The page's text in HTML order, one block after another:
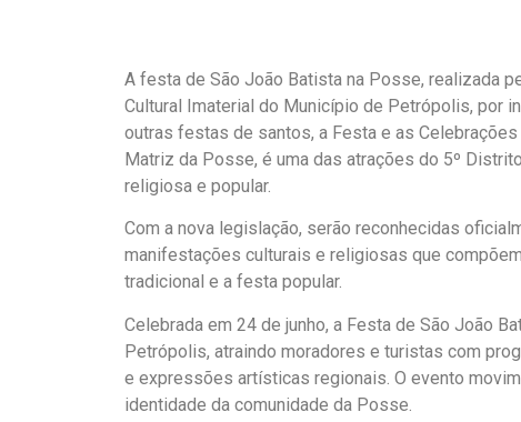
A festa de São João Batista na Posse, realizada
Cultural Imaterial do Município de Petrópolis, por
outras festas de santos, a Festa e as
Matriz da Posse, é uma das atrações do 5º
religiosa e popular.
Com a nova legislação, serão reconhecidas
manifestações culturais e religiosas que
tradicional e a festa popular.
Celebrada em 24 de junho, a Festa de São João
Petrópolis, atraindo moradores e turistas com
e expressões artísticas regionais. O evento
identidade da comunidade da Posse.